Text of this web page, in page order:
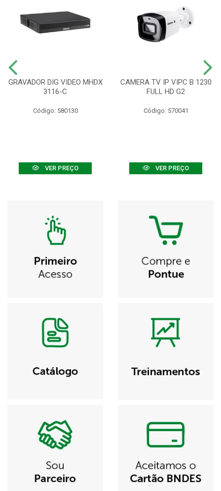
GRAVADOR DIG VIDEO MHDX
3116-C
Código: 580130
VER PREÇO
CAMERA TV IP VIPC B 1230
FULL HD G2
Código: 570041
VER PREÇO